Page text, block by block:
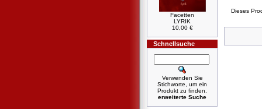
Facetten
LYRIK
10,00 €
Schnellsuche
Verwenden Sie
Stichworte, um ein
Produkt zu finden.
erweiterte Suche
Dieses